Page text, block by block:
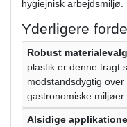
hygiejnisk arbejdsmiljø.
Yderligere
Robust
plastik er denne tragt
modstandsdygtig
gastronomiske miljøer.
Alsidige